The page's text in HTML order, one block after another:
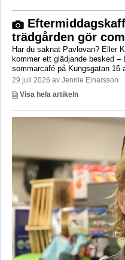
trädgården gör
Har du saknat Pavlovan? Eller
kommer ett glädjande besked –
sommarcafé på Kungsgatan 16
29 juli 2026 av Jennie Einarsson
Visa hela artikeln